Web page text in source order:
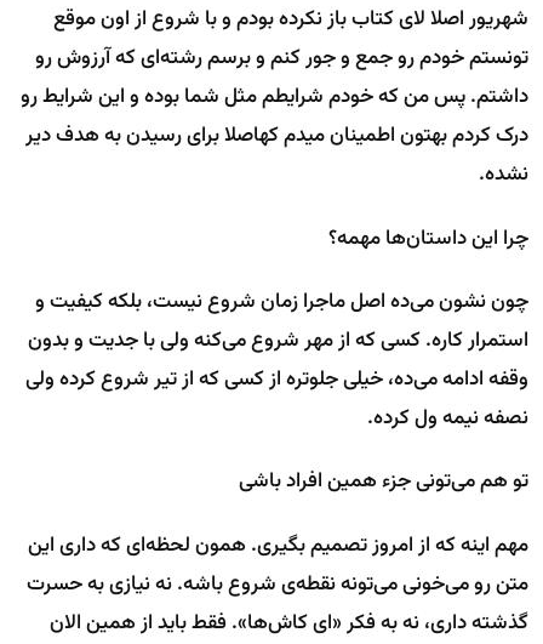
شهریور اصلا لای کتاب باز نکرده بودم و با شروع از اون موقع
تونستم خودم رو جمع و جور کنم و برسم رشته‌ای که آرزوش رو
داشتم. پس من که خودم شرایطم مثل شما بوده و این شرایط رو
درک کردم بهتون اطمینان میدم کهاصلا برای رسیدن به هدف دیر
نشده.
چرا این داستان‌ها مهمه؟
چون نشون می‌ده اصل ماجرا زمان شروع نیست، بلکه کیفیت و
استمرار کاره. کسی که از مهر شروع می‌کنه ولی با جدیت و بدون
وقفه ادامه می‌ده، خیلی جلوتره از کسی که از تیر شروع کرده ولی
نصفه نیمه ول کرده.
تو هم می‌تونی جزء همین افراد باشی
مهم اینه که از امروز تصمیم بگیری. همون لحظه‌ای که داری این
متن رو می‌خونی می‌تونه نقطه‌ی شروع باشه. نه نیازی به حسرت
گذشته داری، نه به فکر «ای کاش‌ها». فقط باید از همین الان